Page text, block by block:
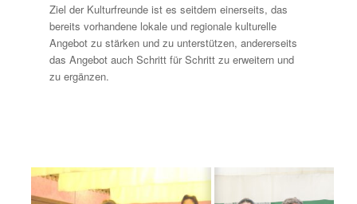
Ziel der Kulturfreunde ist es seitdem einerseits, das
bereits vorhandene lokale und regionale kulturelle
Angebot zu stärken und zu unterstützen, andererseits
das Angebot auch Schritt für Schritt zu erweitern und
zu ergänzen.